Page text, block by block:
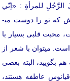
للمرأةِ : «إنّي
که تو را دوست می­
محبت قلبی بسیار با
می­توان با شعر از
بگویید، البته بعضی
عاطفه هستند،